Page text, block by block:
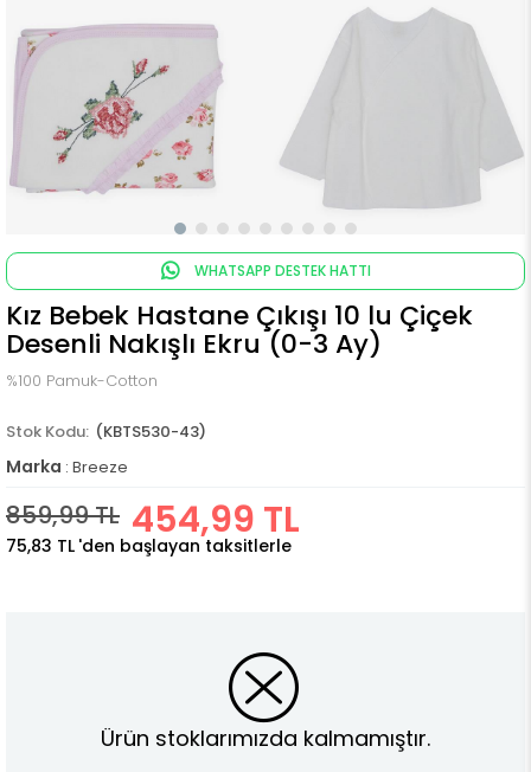
WHATSAPP DESTEK HATTI
Kız Bebek Hastane Çıkışı 10 lu Çiçek
Desenli Nakışlı Ekru (0-3 Ay)
%100 Pamuk-Cotton
(KBTS530-43)
Marka : Breeze
859,99 TL 454,99 TL
75,83 TL 'den başlayan taksitlerle
Ürün stoklarımızda kalmamıştır.